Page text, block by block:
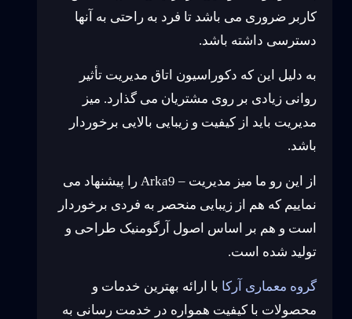
کاربر ضروری می باشد تا فرد به راحتی به آنها
دسترسی داشته باشد.
به دلیل این که دکوراسیون اتاق مدیریت تأثیر
روانی زیادی بر روی مشتریان می گذارد. میز
مدیریت باید از کیفیت و زیبایی بالایی برخوردار
باشد.
از این رو ما میز مدیریت – Arka9 را پیشنهاد می
نماییم که هم از زیبایی منحصر به فردی برخوردار
است و هم بر اساس اصول آرگومنیک طراحی و
تولید شده است.
گروه معماری آرکا با ارائه بهترین خدمات و
محصولات با کیفیت همواره در خدمت رسانی به